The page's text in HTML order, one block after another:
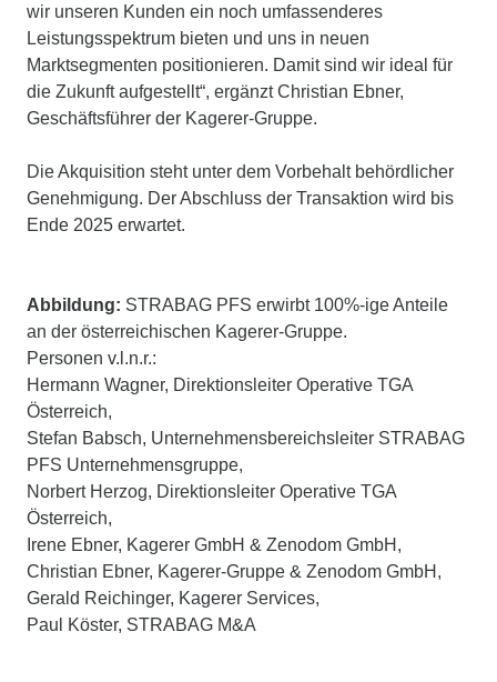
wir unseren Kunden ein noch umfassenderes
Leistungsspektrum bieten und uns in neuen
Marktsegmenten positionieren. Damit sind wir ideal für
die Zukunft aufgestellt“, ergänzt Christian Ebner,
Geschäftsführer der Kagerer-Gruppe.
Die Akquisition steht unter dem Vorbehalt behördlicher
Genehmigung. Der Abschluss der Transaktion wird bis
Ende 2025 erwartet.
Abbildung: STRABAG PFS erwirbt 100%-ige Anteile
an der österreichischen Kagerer-Gruppe.
Personen v.l.n.r.:
Hermann Wagner, Direktionsleiter Operative TGA
Österreich,
Stefan Babsch, Unternehmensbereichsleiter STRABAG
PFS Unternehmensgruppe,
Norbert Herzog, Direktionsleiter Operative TGA
Österreich,
Irene Ebner, Kagerer GmbH & Zenodom GmbH,
Christian Ebner, Kagerer-Gruppe & Zenodom GmbH,
Gerald Reichinger, Kagerer Services,
Paul Köster, STRABAG M&A